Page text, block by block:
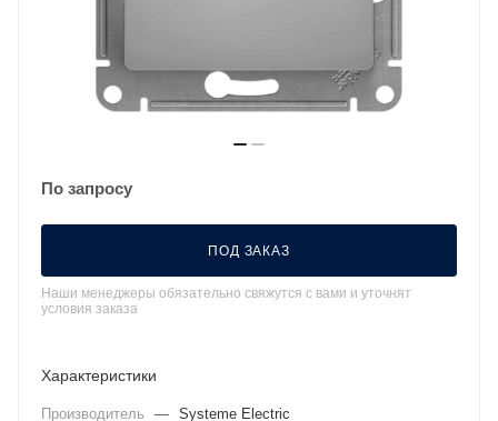
По запросу
ПОД ЗАКАЗ
Наши менеджеры обязательно свяжутся с вами и уточнят
условия заказа
Характеристики
Производитель — Systeme Electric